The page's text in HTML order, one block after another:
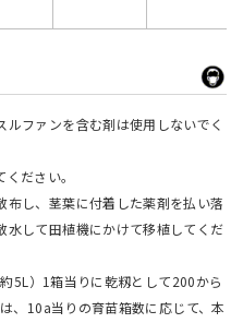
ファンを含む剤は使用しないでく
ださい。
し、茎葉に付着した薬剤を払い落
水して田植機にかけて移植してくだ
）1箱当りに乾籾として200から
、10a当りの育苗箱数に応じて、本